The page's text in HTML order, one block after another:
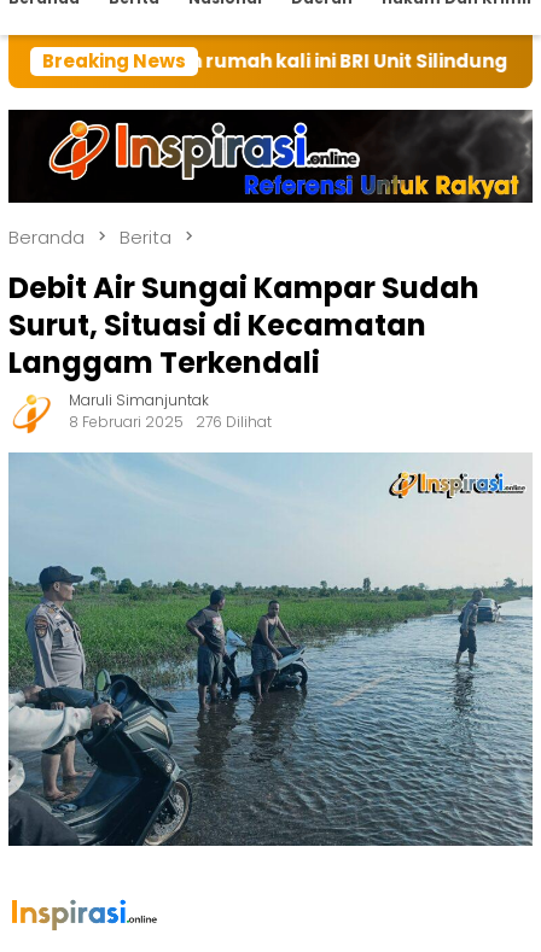
Breaking News
rumah kali ini BRI Unit Silindung Tarutung
Beranda Berita
Debit Air Sungai Kampar Sudah
Surut, Situasi di Kecamatan
Langgam Terkendali
Maruli Simanjuntak
8 Februari 2025
276 Dilihat